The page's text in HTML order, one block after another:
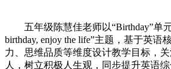
五年级陈慧佳老师以“Birthday”单
birthday, enjoy the life”主题，基于英语
力、思维品质等维度设计教学目标，
人，树立积极人生观，同步提升英语